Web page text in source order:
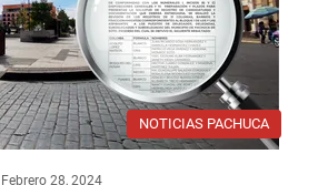
NOTICIAS PACHUCA
Febrero 28, 2024